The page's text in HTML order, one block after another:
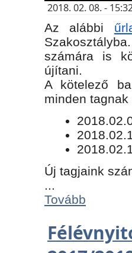
2018. 02. 08. -
Az alábbi
számára is
újítani.
​A kötelező
minden
Új tagjaink
Tovább